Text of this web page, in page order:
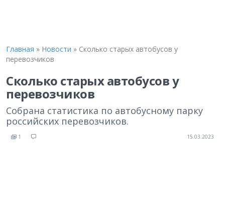
Главная » Новости » Сколько старых автобусов у
перевозчиков
Сколько старых автобусов у
перевозчиков
Собрана статистика по автобусному парку
российских перевозчиков.
1 15.03.2023